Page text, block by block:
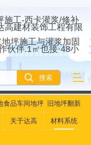
坪施工与灌浆加固
伙伴.1㎡也接·48小
食品车间地坪 旧地坪翻新
关于达高 材料系统